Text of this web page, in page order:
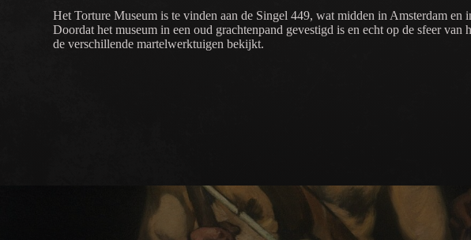
Het Torture Museum is te vinden aan de Singel 449, wat midden in Amsterdam
Doordat het museum in een oud grachtenpand gevestigd is en echt op de sfeer
de verschillende martelwerktuigen bekijkt.